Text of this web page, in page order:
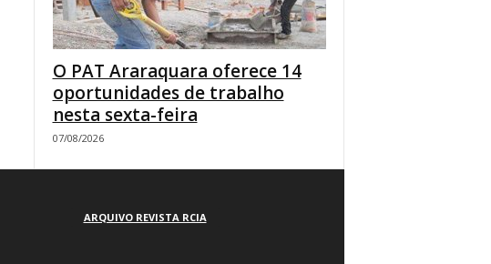
O PAT Araraquara oferece 14
oportunidades de trabalho
nesta sexta-feira
07/08/2026
ARQUIVO REVISTA RCIA